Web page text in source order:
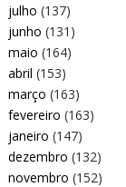
julho (137)
junho (131)
maio (164)
abril (153)
março (163)
fevereiro (163)
janeiro (147)
dezembro (132)
novembro (152)